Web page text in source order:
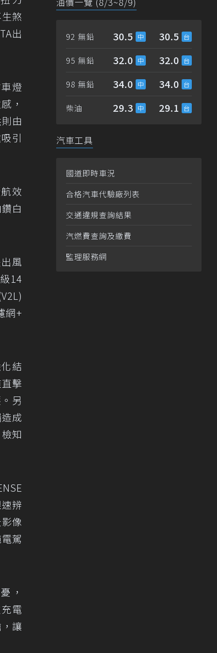
煞
出
燈
，
由
引
效
白
風
14
網+
結
擊
另
成
知
辨
像
駕
，
電
讓
92 無鉛 30.5 30.5
95 無鉛 32.0 32.0
98 無鉛 34.0 34.0
柴油 29.3 29.1
汽車工具
國道即時車況
合格汽車代驗廠列表
交通違規查詢結果
汽燃費查詢及繳費
監理服務網